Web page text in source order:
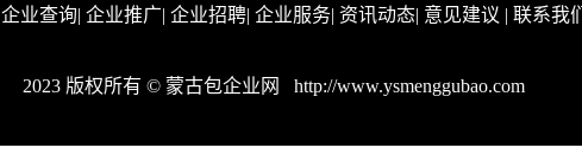
企业查询| 企业推广| 企业招聘| 企业服务| 资讯动态| 意见建议 | 联系我们
2023 版权所有 © 蒙古包企业网 http://www.ysmenggubao.com